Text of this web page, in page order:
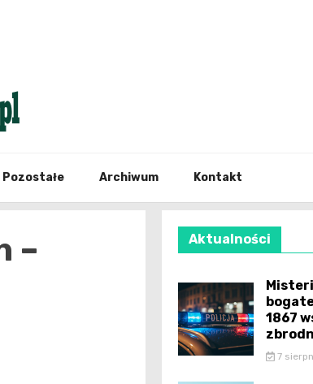
Pozostałe Archiwum Kontakt
–
Aktualności
1867
7